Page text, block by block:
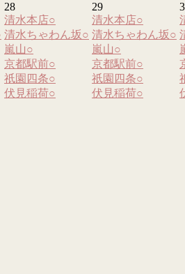
28
清水本店○
清水ちゃわん坂○
嵐山○
京都駅前○
祇園四条○
伏見稲荷○
29
清水本店○
清水ちゃわん坂○
嵐山○
京都駅前○
祇園四条○
伏見稲荷○